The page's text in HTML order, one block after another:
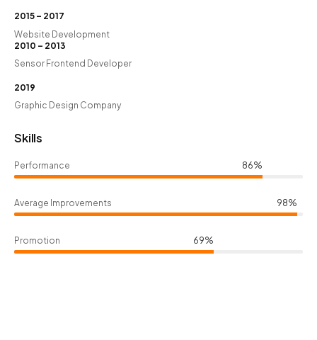
2015 – 2017
Website Development
2010 – 2013
Sensor Frontend Developer
2019
Graphic Design Company
Skills
Performance 86%
Average Improvements 98%
Promotion 69%